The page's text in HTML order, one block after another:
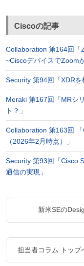
Ciscoの記事
Collaboration 第164回
~CiscoデバイスでZoom
Security 第94回「XDRを
Meraki 第167回「MRシ
ト？」
Collaboration 第163回
（2026年2月時点）」
Security 第93回「Cisco
通信の実現」
新米SEの
担当者コラム トップ